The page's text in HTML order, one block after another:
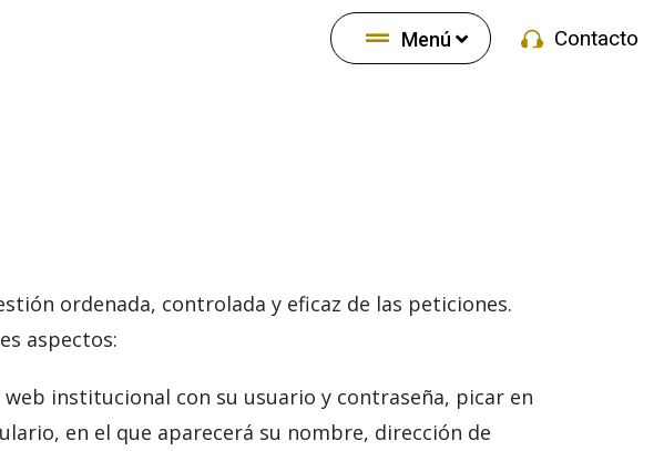
Menú Contacto
ordenada, controlada y eficaz de las peticiones.
aspectos:
institucional con su usuario y contraseña, picar en
en el que aparecerá su nombre, dirección de